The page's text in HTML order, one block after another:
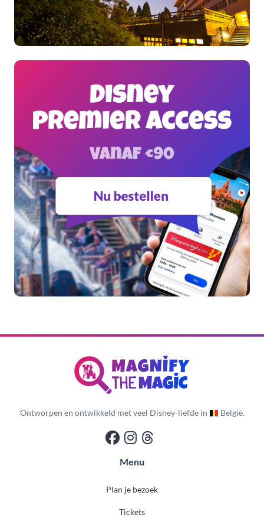
Ontworpen en ontwikkeld met veel Disney-liefde in België.
Menu
Plan je bezoek
Tickets